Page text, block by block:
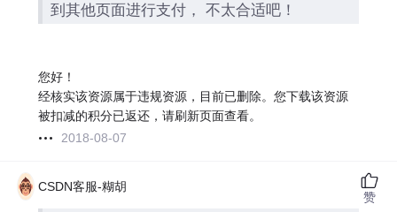
到其他页面进行支付， 不太合适吧！
您好！
经核实该资源属于违规资源，目前已删除。您下载该资源
被扣减的积分已返还，请刷新页面查看。
2018-08-07
CSDN客服-糊胡
赞